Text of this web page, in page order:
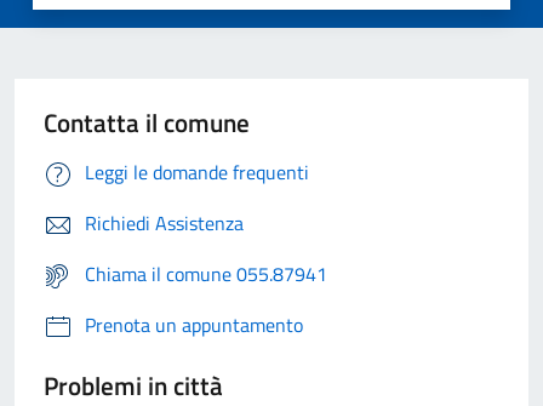
Contatta il comune
Leggi le domande frequenti
Richiedi Assistenza
Chiama il comune 055.87941
Prenota un appuntamento
Problemi in città